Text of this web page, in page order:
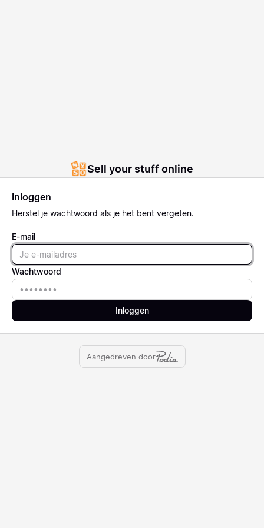
Sell your stuff online
Inloggen
Herstel je wachtwoord als je het bent vergeten.
E-mail
Email
Wachtwoord
Wachtwoord
Inloggen
Aangedreven door